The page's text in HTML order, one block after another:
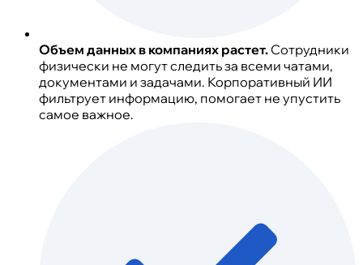
Объем данных в компаниях растет.Сотрудники
физически не могут следить за всеми чатами,
документами и задачами. Корпоративный ИИ
фильтрует информацию, помогает не упустить
самое важное.